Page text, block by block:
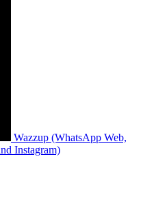
Wazzup (WhatsApp Web,
Instagram)